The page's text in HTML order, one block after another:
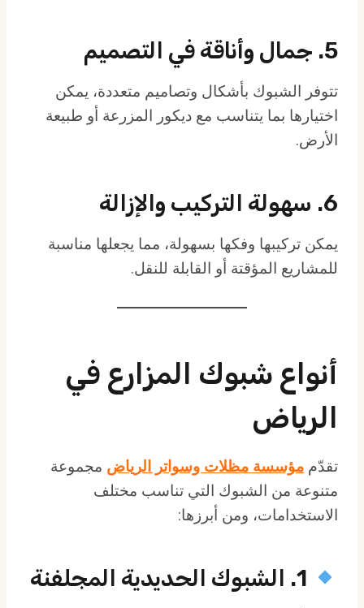
5. جمال وأناقة في التصميم
تتوفر الشبوك بأشكال وتصاميم متعددة، يمكن
اختيارها بما يتناسب مع ديكور المزرعة أو طبيعة
الأرض.
6. سهولة التركيب والإزالة
يمكن تركيبها وفكها بسهولة، مما يجعلها مناسبة
للمشاريع المؤقتة أو القابلة للنقل.
أنواع شبوك المزارع في
الرياض
تقدّم مؤسسة مظلات وسواتر الرياض مجموعة
متنوعة من الشبوك التي تناسب مختلف
الاستخدامات، ومن أبرزها:
1. الشبوك الحديدية المجلفنة